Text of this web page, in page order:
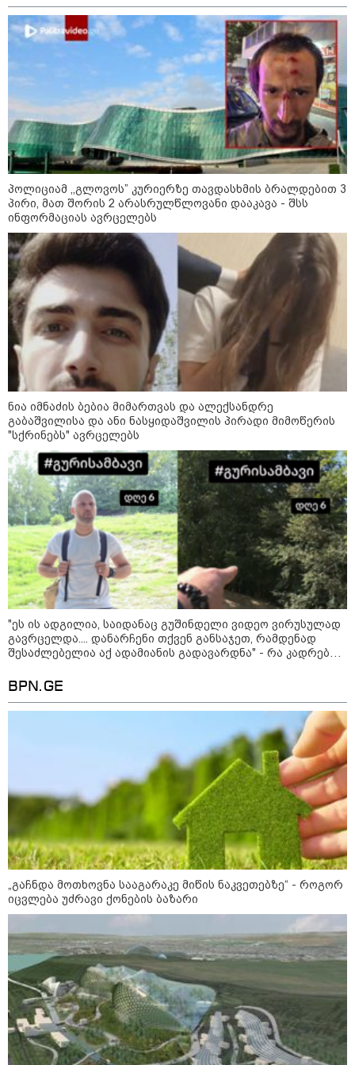
რა არის ცნობილი,
საქართველოში დაფუძნებულ
კრიპტოკომპანიაზე, რომელიც
აშშ-ს სახაზინო დეპარტამენტმა
დაასანქცირა
კონფლიქტები
12:46 / 07-08-2026
ოკუპირებულ აფხაზეთში საწვავის
დეფიციტია, კილომეტრიანი რიგები და
შეზღუდვა საწვავის ჩასხმაზე - რა
ინფორმაციას აქვეყნებს "დემოკრატიის
კვლევის ინსტიტუტი“
14:23 / 05-08-2026
ევროპელმა და რუსმა ყოფილმა
მაღალჩინოსნებმა უკრაინაში
ომთან დაკავშირებით
მოლაპარაკებები გამართეს - რა
მორიგი თავდასხმა Wildberries-
ის საწყობზე - დრონებით
თავდასხმის შემდეგ, ტულას
ოლქში მდებარე საწყობში
ხანძარია
09:12 / 05-08-2026
14 გარდაცვლილი, 22
დაშავებული, მასშტაბური
ხანძარი - რუსეთმა კიევზე
იერიში ბალისტიკური
რაკეტებით მიიტანა
14:13 / 04-08-2026
მორიგი თავდასხმა რუსეთში,
ნავთობგადამამუშავებელ
ქარხანაზე - რა დეტალებია
ცნობილი
პოლიციამ ,,გლოვოს” კურიერზე თავდასხმის ბრალდებით 3
პირი, მათ შორის 2 არასრულწლოვანი დააკავა - შსს
ინფორმაციას ავრცელებს
ნია იმნაძის ბებია მიმართვას და ალექსანდრე
გაბაშვილისა და ანი ნასყიდაშვილის პირადი მიმოწერის
"სქრინებს" ავრცელებს
"ეს ის ადგილია, საიდანაც გუშინდელი ვიდეო ვირუსულად
გავრცელდა.... დანარჩენი თქვენ განსაჯეთ, რამდენად
შესაძლებელია აქ ადამიანის გადავარდნა" - რა კადრებს
გურამ დადიანიძე გაუჩინარდა?
BPN.GE
„გაჩნდა მოთხოვნა სააგარაკე მიწის ნაკვეთებზე“ - როგორ
იცვლება უძრავი ქონების ბაზარი